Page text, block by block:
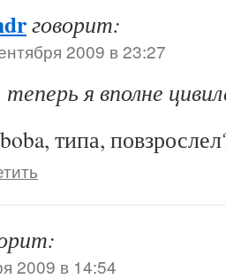
говорит:
2009 в 23:27
теперь я вполне
типа,
2009 в 14:54